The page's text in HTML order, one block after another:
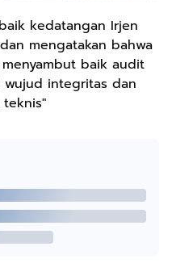
kedatangan Irjen
mengatakan bahwa
baik audit
integritas dan